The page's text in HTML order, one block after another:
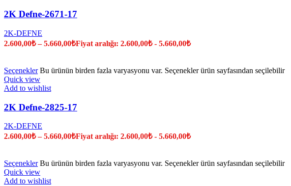
2K Defne-2671-17
2K-DEFNE
2.600,00₺ –5.660,00₺Fiyat aralığı: 2.600,00₺ - 5.660,00₺
Seçenekler Bu ürünün birden fazla varyasyonu var. Seçenekler ürün sayfasından seçilebilir
Quick view
Add to wishlist
2K Defne-2825-17
2K-DEFNE
2.600,00₺ –5.660,00₺Fiyat aralığı: 2.600,00₺ - 5.660,00₺
Seçenekler Bu ürünün birden fazla varyasyonu var. Seçenekler ürün sayfasından seçilebilir
Quick view
Add to wishlist